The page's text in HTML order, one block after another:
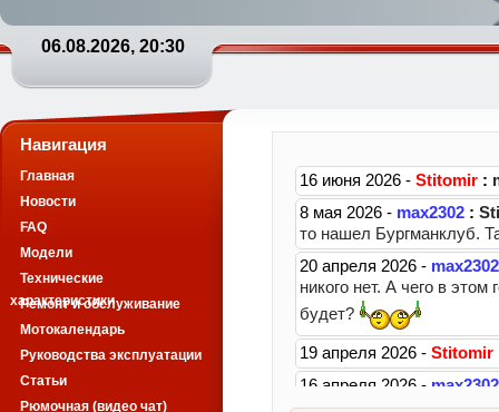
06.08.2026, 20:30
Навигация
Главная
Новости
FAQ
Модели
Технические
характеристики
Ремонт и обслуживание
Мотокалендарь
Руководства эксплуатации
Статьи
Рюмочная (видео чат)